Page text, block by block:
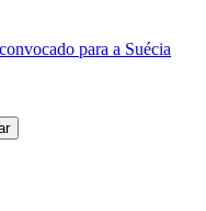
para a Suécia